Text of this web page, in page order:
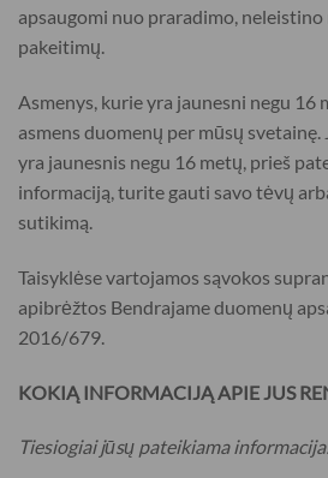
apsaugomi nuo praradimo,
pakeitimų.
Asmenys, kurie yra jaunesni negu 16
asmens duomenų per mūsų svetainę.
yra jaunesnis negu 16 metų, prieš
informaciją, turite gauti savo tėvų
sutikimą.
Taisyklėse vartojamos sąvokos
apibrėžtos Bendrajame duomenų
2016/679.
KOKIĄ INFORMACIJĄ APIE JUS
Tiesiogiai jūsų pateikiama